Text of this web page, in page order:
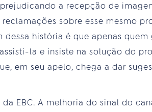
a recepção de
sobre esse mesmo
história é que apenas quem
la e insiste na solução do
em seu apelo, chega a dar
EBC. A melhoria do sinal do